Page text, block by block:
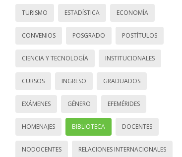
TURISMO ESTADÍSTICA ECONOMÍA
CONVENIOS POSGRADO POSTÍTULOS
CIENCIA Y TECNOLOGÍA INSTITUCIONALES
CURSOS INGRESO GRADUADOS
EXÁMENES GÉNERO EFEMÉRIDES
HOMENAJES BIBLIOTECA DOCENTES
NODOCENTES RELACIONES INTERNACIONALES